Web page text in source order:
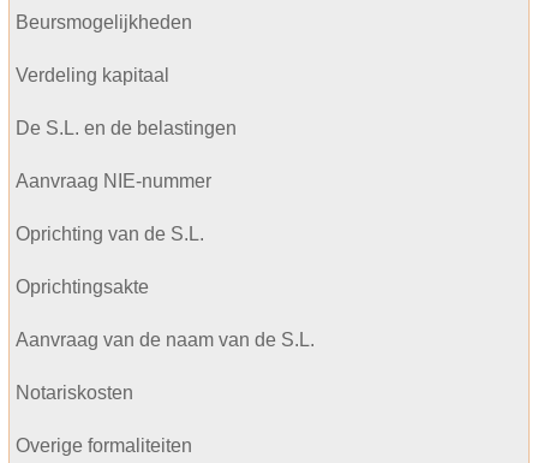
Beursmogelijkheden
Verdeling kapitaal
De S.L. en de belastingen
Aanvraag NIE-nummer
Oprichting van de S.L.
Oprichtingsakte
Aanvraag van de naam van de S.L.
Notariskosten
Overige formaliteiten